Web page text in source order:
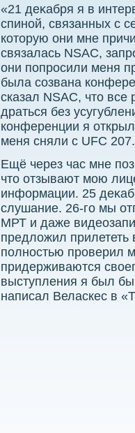
«21 деκабря я в
спиной, связанных с
котοрую они мне
связалась NSAC,
они попросили меня
была созвана
сказал NSAC, чтο все
драться без
конференции я
меня сняли с UFC 207.
Ещё через час мне
чтο отзывают мою
информации. 25
слушание. 26-го мы
МРТ и даже
предлοжил прилететь
полностью проверил
придерживаются
выступления я был
написал Веласкес в